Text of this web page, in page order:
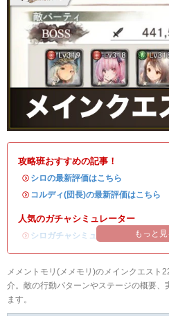
攻略班おすすめの記事！
・ シロの最新評価はこちら
・ コルディ(団長)の最新評価はこちら
人気のガチャシミュレーター
・ シロガチャシミュレーター /コルデ
もっと見
メメントモリ(メメモリ)のメインクエスト
介。敵の行動パターンやステージの概要
ます。